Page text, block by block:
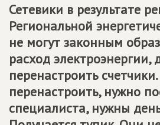
Сетевики в результате
Региональной
не могут законным
расход электроэнергии,
перенастроить
перенастроить, нужно
специалиста, нужны